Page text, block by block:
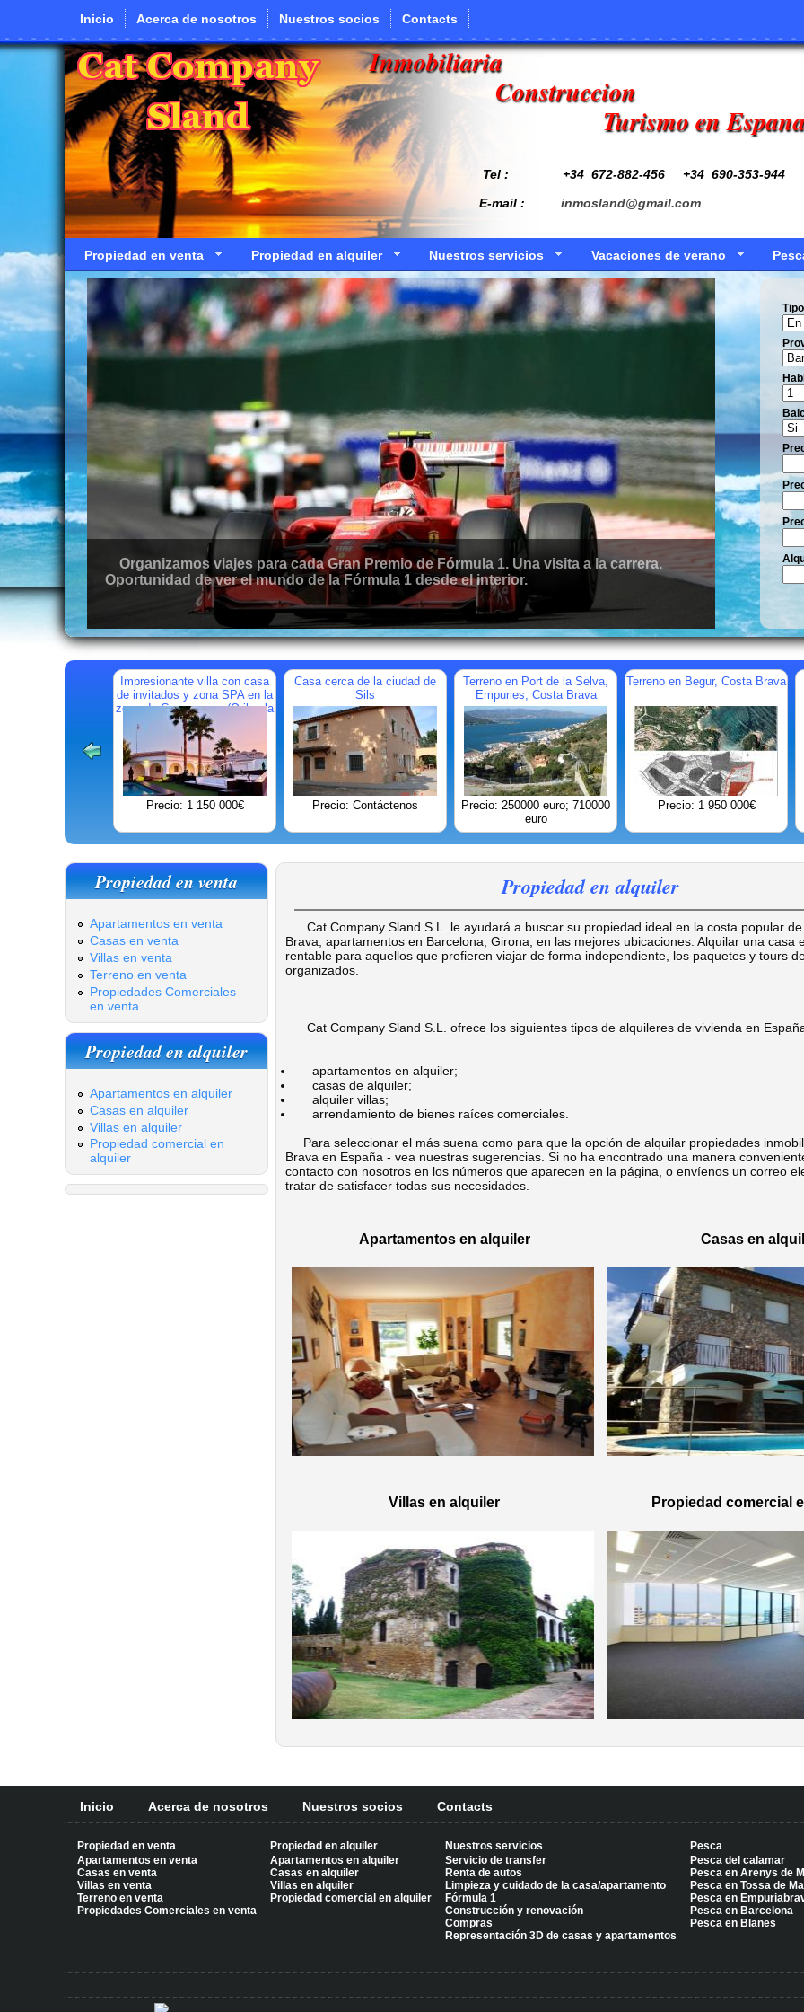
Pasar al contenido principal
Inicio Acerca de nosotros Nuestros socios Contacts
Inmobiliaria
Construccion
Turismo en
Tel : +34 672-882-456
+34 690-353-944
E-mail : inmosland@gmail.com
Propiedad en venta Propiedad en alquiler Nuestros servicios Vacaciones de verano
Organizamos viajes para cada Gran Premio de Fórmula 1. Una visita a la carrera.
Oportunidad de ver el mundo de la Fórmula 1 desde el interior.
Tipo
Impresionante villa con casa
de invitados y zona SPA en la
zona de Campoamor (Orihuela
Costa)
Precio: 1 150 000€
Casa cerca de la ciudad de
Sils
Precio: Contáctenos
Terreno en Port de la Selva,
Empuries, Costa Brava
Precio: 250000 euro; 710000
euro
Terreno en Begur, Costa Brava
Precio: 1 950 000€
Propiedad en venta
Apartamentos en venta
Casas en venta
Villas en venta
Terreno en venta
Propiedades Comerciales
en venta
Propiedad en alquiler
Apartamentos en alquiler
Casas en alquiler
Villas en alquiler
Propiedad comercial en
alquiler
Propiedad en alquiler
Cat Company Sland S.L. le ayudará a buscar su propiedad ideal en la costa popular
Brava, apartamentos en Barcelona, ​​Girona, en las mejores ubicaciones. Alquilar una casa
rentable para aquellos que prefieren viajar de forma independiente, los paquetes y tours
organizados.
Cat Company Sland S.L. ofrece los siguientes tipos de alquileres de vivienda en
apartamentos en alquiler;
casas de alquiler;
alquiler villas;
arrendamiento de bienes raíces comerciales.
Para seleccionar el más suena como para que la opción de alquilar propiedades
Brava en España - vea nuestras sugerencias. Si no ha encontrado una manera
contacto con nosotros en los números que aparecen en la página, o envíenos un correo
tratar de satisfacer todas sus necesidades.
Apartamentos en alquiler Casas en
Villas en alquiler Propiedad comercial
Inicio Acerca de nosotros Nuestros socios Contacts
Propiedad en venta
Apartamentos en venta
Casas en venta
Villas en venta
Terreno en venta
Propiedades Comerciales en venta
Propiedad en alquiler
Apartamentos en alquiler
Casas en alquiler
Villas en alquiler
Propiedad comercial en alquiler
Nuestros servicios
Servicio de transfer
Renta de autos
Limpieza y cuidado de la casa/apartamento
Fórmula 1
Construcción y renovación
Compras
Representación 3D de casas y apartamentos
Pesca
Pesca del calamar
Pesca en Arenys de
Pesca en Tossa de
Pesca en
Pesca en Barcelona
Pesca en Blanes